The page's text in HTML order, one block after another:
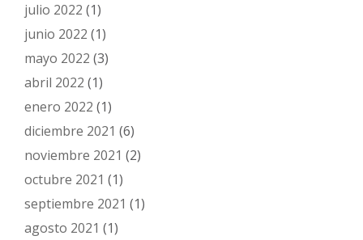
julio 2022 (1)
junio 2022 (1)
mayo 2022 (3)
abril 2022 (1)
enero 2022 (1)
diciembre 2021 (6)
noviembre 2021 (2)
octubre 2021 (1)
septiembre 2021 (1)
agosto 2021 (1)